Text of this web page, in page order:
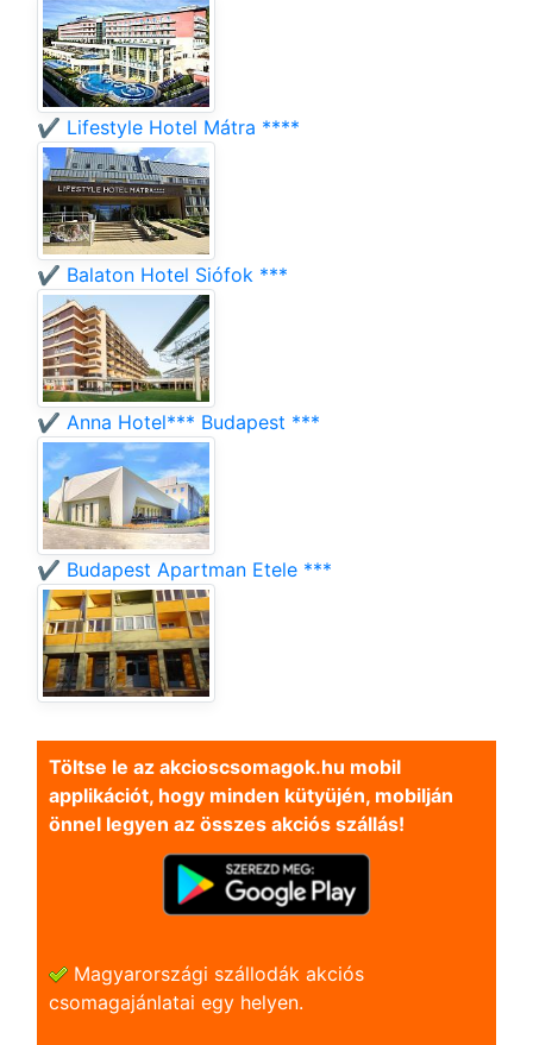
✔️ Lifestyle Hotel Mátra ****
✔️ Balaton Hotel Siófok ***
✔️ Anna Hotel*** Budapest ***
✔️ Budapest Apartman Etele ***
Töltse le az akcioscsomagok.hu mobil
applikációt, hogy minden kütyüjén, mobilján
önnel legyen az összes akciós szállás!
Magyarországi szállodák akciós
csomagajánlatai egy helyen.